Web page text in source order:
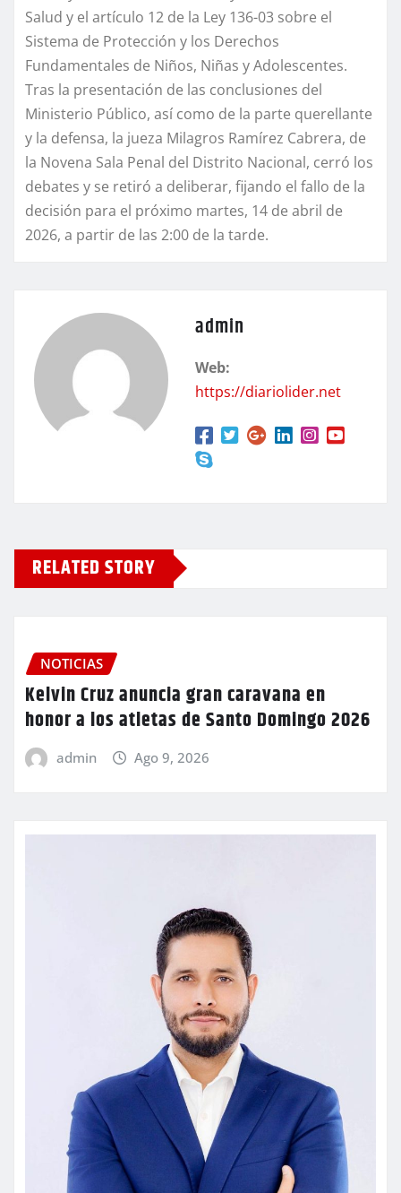
Salud y el artículo 12 de la Ley 136-03 sobre el
Sistema de Protección y los Derechos
Fundamentales de Niños, Niñas y Adolescentes.
Tras la presentación de las conclusiones del
Ministerio Público, así como de la parte querellante
y la defensa, la jueza Milagros Ramírez Cabrera, de
la Novena Sala Penal del Distrito Nacional, cerró los
debates y se retiró a deliberar, fijando el fallo de la
decisión para el próximo martes, 14 de abril de
2026, a partir de las 2:00 de la tarde.
admin
Web:
https://diariolider.net
RELATED STORY
NOTICIAS
Kelvin Cruz anuncia gran caravana en
honor a los atletas de Santo Domingo 2026
admin Ago 9, 2026